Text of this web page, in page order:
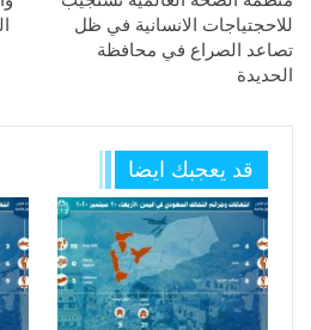
للاحجتياجات الانسانية في ظل
تصاعد الصراع في محافظة
الحديدة
قد يعجبك ايضا